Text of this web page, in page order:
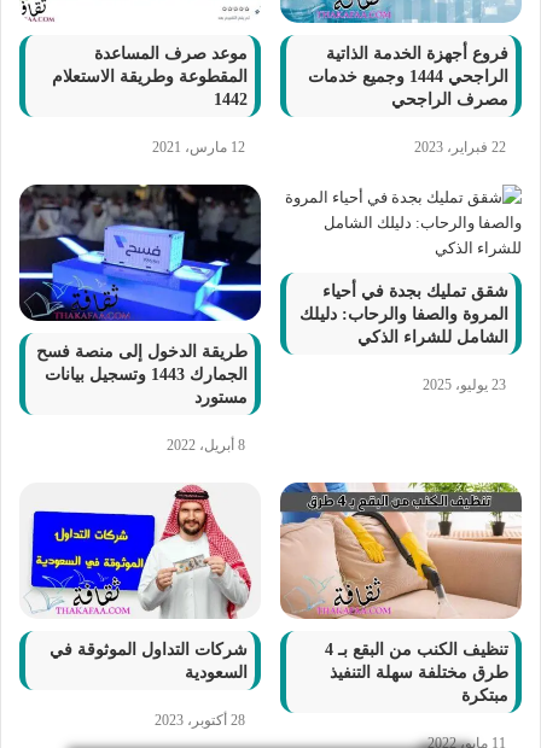
فروع أجهزة الخدمة الذاتية
الراجحي 1444 وجميع خدمات
مصرف الراجحي
22 فبراير، 2023
موعد صرف المساعدة
المقطوعة وطريقة الاستعلام
1442
12 مارس، 2021
شقق تمليك بجدة في أحياء
المروة والصفا والرحاب: دليلك
الشامل للشراء الذكي
23 يوليو، 2025
طريقة الدخول إلى منصة فسح
الجمارك 1443 وتسجيل بيانات
مستورد
8 أبريل، 2022
تنظيف الكنب من البقع بـ 4
طرق مختلفة سهلة التنفيذ
مبتكرة
11 مايو، 2022
شركات التداول الموثوقة في
السعودية
28 أكتوبر، 2023